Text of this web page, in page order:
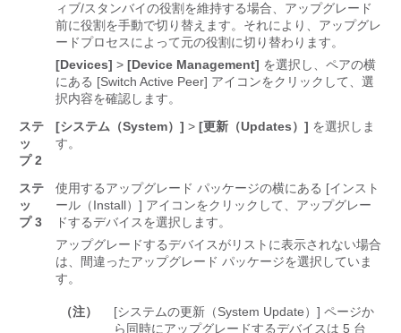
ィブ/スタンバイの役割を維持する場合、アップグレード
前に役割を手動で切り替えます。それにより、アップグレ
ードプロセスによって元の役割に切り替わります。
[Devices] > [Device Management] を選択し、ペアの横
にある [Switch Active Peer] アイコンをクリックして、選
択内容を確認します。
ステ
ッ
プ 2
[システム（System）] > [更新（Updates）] を選択しま
す。
ステ
ッ
プ 3
使用するアップグレード パッケージの横にある [インスト
ール（Install）] アイコンをクリックして、アップグレー
ドするデバイスを選択します。
アップグレードするデバイスがリストに表示されない場合
は、間違ったアップグレード パッケージを選択していま
す。
（注）
[システムの更新（System Update）] ページか
ら同時にアップグレードするデバイスは 5 台